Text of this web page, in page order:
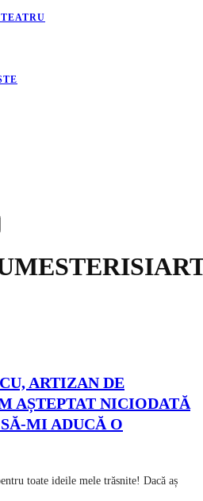
ARTIZAN DE
AȘTEPTAT NICIODATĂ
MI ADUCĂ O
toate ideile mele trăsnite! Dacă aș